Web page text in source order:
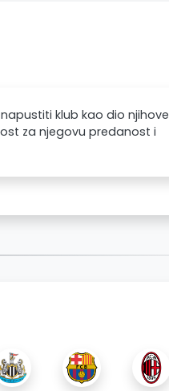
klub kao dio njihove
za njegovu predanost i